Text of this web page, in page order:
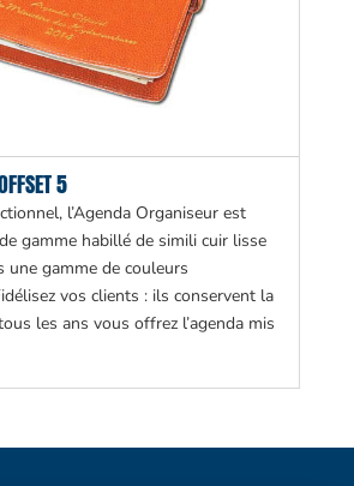
5
l’Agenda Organiseur est
gamme habillé de simili cuir lisse
une gamme de couleurs
vos clients : ils conservent la
les ans vous offrez l’agenda mis